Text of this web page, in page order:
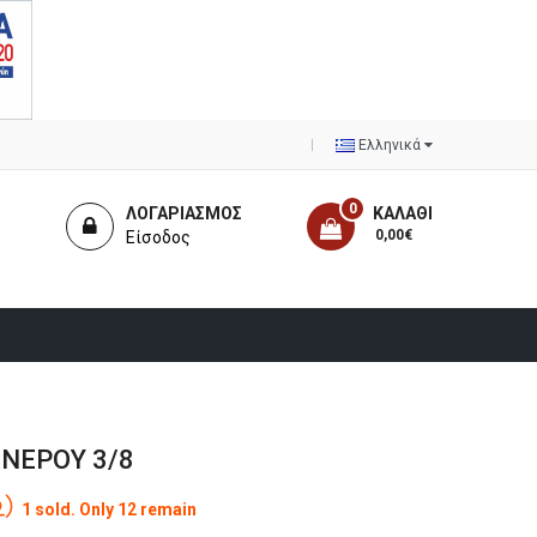
Ελληνικά
ΚΑΛΆΘΙ
0
- 0,00€
ΛΟΓΑΡΙΑΣΜΌΣ
Είσοδος
3/8
1 sold. Only 12 remain